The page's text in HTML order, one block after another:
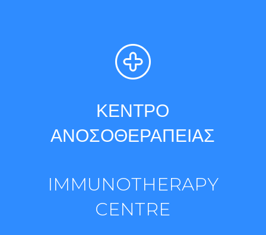
ΚΕΝΤΡΟ
ΑΝΟΣΟΘΕΡΑΠΕΙΑΣ
IMMUNOTHERAPY
CENTRE